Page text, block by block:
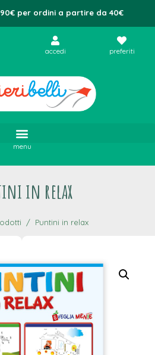
per ordini a partire da 40€
accedi preferiti
menu
in relax
Puntini in relax